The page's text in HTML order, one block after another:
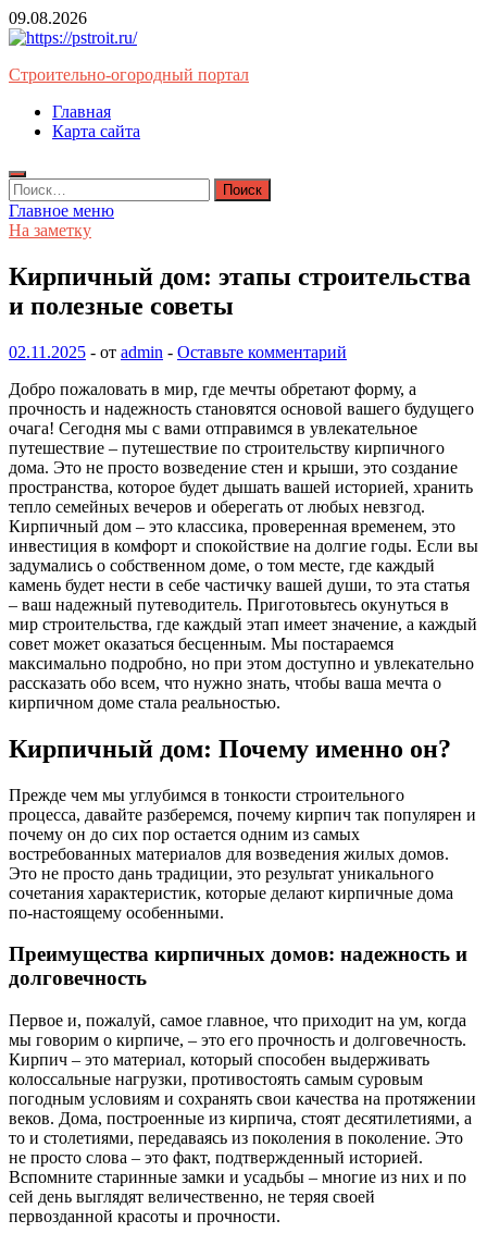
Перейти
к
09.08.2026
Строительно-огородный портал
Главная
Карта сайта
Найти:
Главное меню
На заметку
Кирпичный дом: этапы строительства
и полезные советы
02.11.2025 - от admin - Оставьте комментарий
Добро пожаловать в мир, где мечты обретают форму, а
прочность и надежность становятся основой вашего будущего
очага! Сегодня мы с вами отправимся в увлекательное
путешествие – путешествие по строительству кирпичного
дома. Это не просто возведение стен и крыши, это создание
пространства, которое будет дышать вашей историей, хранить
тепло семейных вечеров и оберегать от любых невзгод.
Кирпичный дом – это классика, проверенная временем, это
инвестиция в комфорт и спокойствие на долгие годы. Если вы
задумались о собственном доме, о том месте, где каждый
камень будет нести в себе частичку вашей души, то эта статья
– ваш надежный путеводитель. Приготовьтесь окунуться в
мир строительства, где каждый этап имеет значение, а каждый
совет может оказаться бесценным. Мы постараемся
максимально подробно, но при этом доступно и увлекательно
рассказать обо всем, что нужно знать, чтобы ваша мечта о
кирпичном доме стала реальностью.
Кирпичный дом: Почему именно он?
Прежде чем мы углубимся в тонкости строительного
процесса, давайте разберемся, почему кирпич так популярен и
почему он до сих пор остается одним из самых
востребованных материалов для возведения жилых домов.
Это не просто дань традиции, это результат уникального
сочетания характеристик, которые делают кирпичные дома
по-настоящему особенными.
Преимущества кирпичных домов: надежность и
долговечность
Первое и, пожалуй, самое главное, что приходит на ум, когда
мы говорим о кирпиче, – это его прочность и долговечность.
Кирпич – это материал, который способен выдерживать
колоссальные нагрузки, противостоять самым суровым
погодным условиям и сохранять свои качества на протяжении
веков. Дома, построенные из кирпича, стоят десятилетиями, а
то и столетиями, передаваясь из поколения в поколение. Это
не просто слова – это факт, подтвержденный историей.
Вспомните старинные замки и усадьбы – многие из них и по
сей день выглядят величественно, не теряя своей
первозданной красоты и прочности.